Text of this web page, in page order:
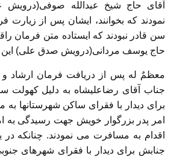
آقای حاج شیخ عبدالله
نمودند که بخوانند، ایشان پس از
سن قادر نبودند که ایستاده متن فرمان
حاج یوسف مردانی(درویش صدق علی) این
معظمٌ له پس از دریافت فرمان ارشاد و
جناب آقای رضاعلیشاه به دلیل کهولت
برای دیدار با فقرای ساکن شهرستانها به
امر پدر بزرگوار خویش جهت رسیدگی به
اقدام به مسافرت می نمودند. چنانکه در
جنابش برای دیدار با فقرای شهرهای